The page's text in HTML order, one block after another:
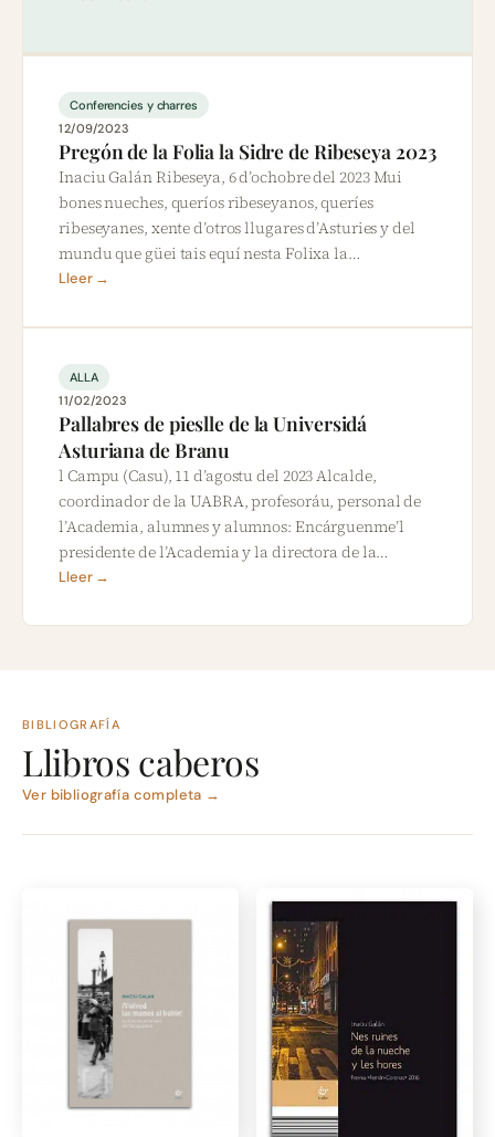
Conferencies y charres
12/09/2023
Pregón de la Folia la Sidre de Ribeseya 2023
Inaciu Galán Ribeseya, 6 d’ochobre del 2023 Mui
bones nueches, queríos ribeseyanos, queríes
ribeseyanes, xente d’otros llugares d’Asturies y del
mundu que güei tais equí nesta Folixa la…
Lleer →
ALLA
11/02/2023
Pallabres de pieslle de la Universidá
Asturiana de Branu
l Campu (Casu), 11 d’agostu del 2023 Alcalde,
coordinador de la UABRA, profesoráu, personal de
l’Academia, alumnes y alumnos: Encárguenme’l
presidente de l’Academia y la directora de la…
Lleer →
BIBLIOGRAFÍA
Llibros caberos
Ver bibliografía completa →